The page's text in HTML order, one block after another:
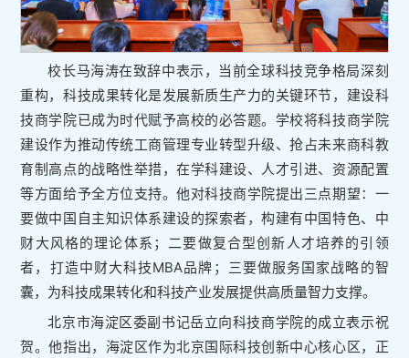
校长马海涛在致辞中表示，当前全球科技竞争格局深刻
重构，科技成果转化是发展新质生产力的关键环节，建设科
技商学院已成为时代赋予高校的必答题。学校将科技商学院
建设作为推动传统工商管理专业转型升级、抢占未来商科教
育制高点的战略性举措，在学科建设、人才引进、资源配置
等方面给予全方位支持。他对科技商学院提出三点期望：一
要做中国自主知识体系建设的探索者，构建有中国特色、中
财大风格的理论体系；二要做复合型创新人才培养的引领
者，打造中财大科技MBA品牌；三要做服务国家战略的智
囊，为科技成果转化和科技产业发展提供高质量智力支撑。
北京市海淀区委副书记岳立向科技商学院的成立表示祝
贺。他指出，海淀区作为北京国际科技创新中心核心区，正